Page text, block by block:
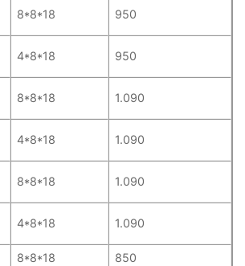
8*8*18 950
4*8*18 950
8*8*18 1.090
4*8*18 1.090
8*8*18 1.090
4*8*18 1.090
8*8*18 850